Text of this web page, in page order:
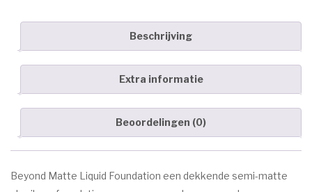
Oudere huid
Rosacea/Couperose
Witte pigment vlekken
OVER ESPRIT
Beschrijving
Extra informatie
Beoordelingen (0)
Beyond Matte Liquid Foundation een dekkende semi-matte